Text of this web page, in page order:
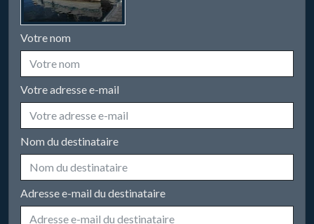
Votre nom
Votre adresse e-mail
Nom du destinataire
Adresse e-mail du destinataire